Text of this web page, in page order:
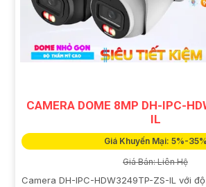
CAMERA DOME 8MP DH-IPC-
IL
Giá Khuyến Mại: 5%-35%
Giá Bán: Liên Hệ
Camera DH-IPC-HDW3249TP-ZS-IL với